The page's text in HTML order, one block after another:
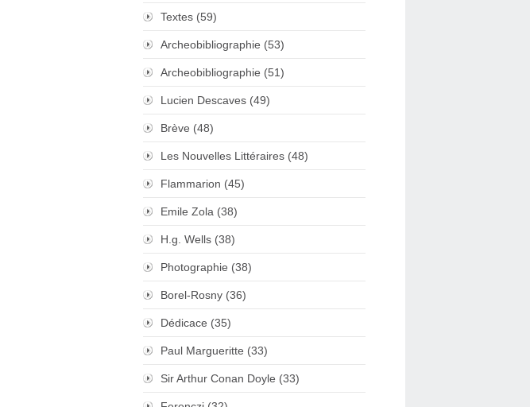
Textes (59)
Archeobibliographie (53)
Archeobibliographie (51)
Lucien Descaves (49)
Brève (48)
Les Nouvelles Littéraires (48)
Flammarion (45)
Emile Zola (38)
H.g. Wells (38)
Photographie (38)
Borel-Rosny (36)
Dédicace (35)
Paul Margueritte (33)
Sir Arthur Conan Doyle (33)